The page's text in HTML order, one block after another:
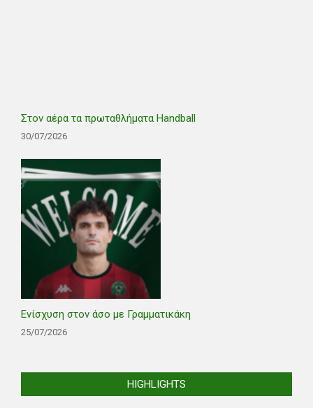
Στον αέρα τα πρωταθλήματα Handball
30/07/2026
Ενίσχυση στον άσο με Γραμματικάκη
25/07/2026
HIGHLIGHTS